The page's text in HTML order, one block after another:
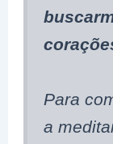
Para
a